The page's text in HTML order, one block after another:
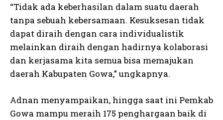
“Tidak ada keberhasilan dalam suatu daerah
tanpa sebuah kebersamaan. Kesuksesan tidak
dapat diraih dengan cara individualistik
melainkan diraih dengan hadirnya kolaborasi
dan kerjasama kita semua bisa memajukan
daerah Kabupaten Gowa,” ungkapnya.
Adnan menyampaikan, hingga saat ini Pemkab
Gowa mampu meraih 175 penghargaan baik di